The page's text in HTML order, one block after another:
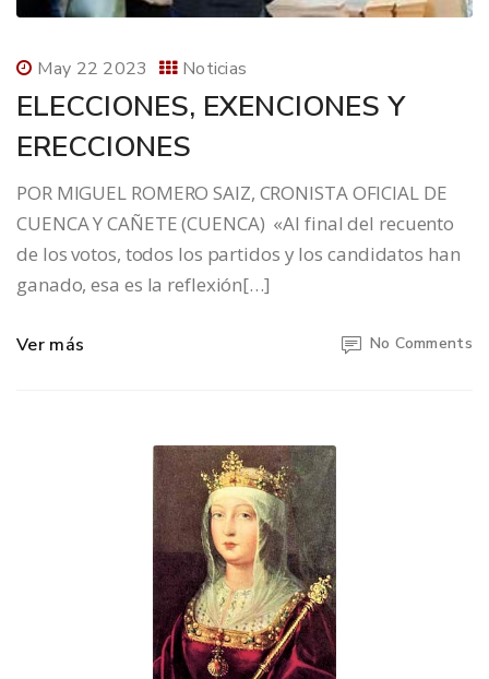
May 22 2023 Noticias
ELECCIONES, EXENCIONES Y
ERECCIONES
POR MIGUEL ROMERO SAIZ, CRONISTA OFICIAL DE
CUENCA Y CAÑETE (CUENCA) «Al final del recuento
de los votos, todos los partidos y los candidatos han
ganado, esa es la reflexión[…]
Ver más No Comments